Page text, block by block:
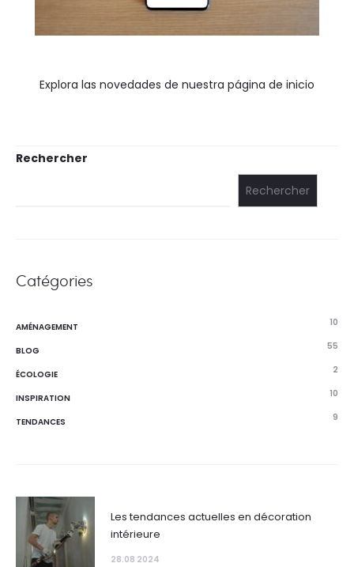
Explora las novedades de nuestra página de inicio
Rechercher
Rechercher
Catégories
AMÉNAGEMENT 10
BLOG 55
ÉCOLOGIE 2
INSPIRATION 10
TENDANCES 9
Les tendances actuelles en décoration
intérieure
28.08 2024